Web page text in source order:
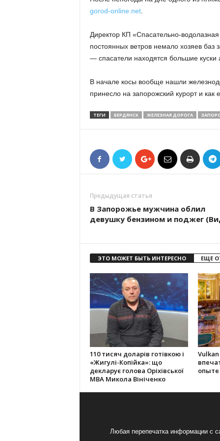
gorod-online.net.
Директор КП «Спасательно-
постоянных ветров немало хозяев баз
— спасатели находятся большие
В начале косы вообще нашли
принесло на запорожский курорт и
ТЕГИ БЕРДЯНСК ЖЕЛЕЗНАЯ ДОРОГА
Предыдущая статья
В Запорожье мужчина облил
девушку бензином и поджег
ЭТО МОЖЕТ БЫТЬ ИНТЕРЕСНО ЕЩЕ
110 тисяч доларів готівкою і
«Жигулі-Копійка»: що
декларує голова Оріхівської
МВА Микола Вініченко
опыте
Любая перепечатка информации с